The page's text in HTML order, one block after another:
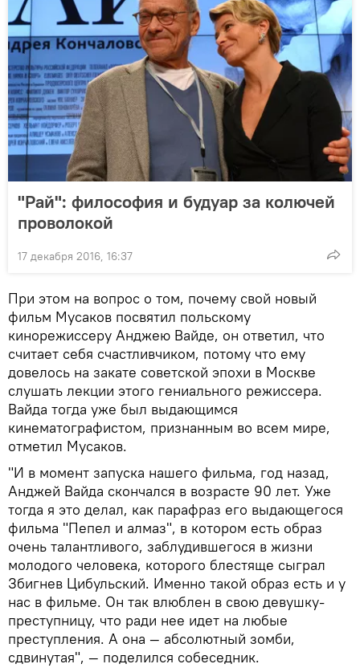
"Рай": философия и будуар за колючей
проволокой
17 декабря 2016, 16:37
При этом на вопрос о том, почему свой новый
фильм Мусаков посвятил польскому
кинорежиссеру Анджею Вайде, он ответил, что
считает себя счастливчиком, потому что ему
довелось на закате советской эпохи в Москве
слушать лекции этого гениального режиссера.
Вайда тогда уже был выдающимся
кинематографистом, признанным во всем мире,
отметил Мусаков.
"И в момент запуска нашего фильма, год назад,
Анджей Вайда скончался в возрасте 90 лет. Уже
тогда я это делал, как парафраз его выдающегося
фильма "Пепел и алмаз", в котором есть образ
очень талантливого, заблудившегося в жизни
молодого человека, которого блестяще сыграл
Збигнев Цибульский. Именно такой образ есть и у
нас в фильме. Он так влюблен в свою девушку-
преступницу, что ради нее идет на любые
преступления. А она — абсолютный зомби,
сдвинутая", — поделился собеседник.